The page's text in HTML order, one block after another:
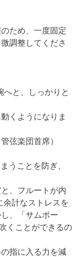
ため、一度固定
調整してくださ
へと、しっかりと
くようになりま
弦楽団首席）
うことを防ぎ、
、フルートが内
余計なストレスを
、「サムポー
くことができるの
指に入る力を減